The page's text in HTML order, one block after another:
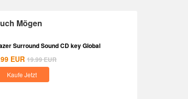
Mögen
Surround Sound CD key Global
EUR 19.99EUR
Kaufe Jetzt